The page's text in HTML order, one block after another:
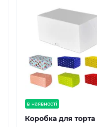
в наявності
Коробка для торта